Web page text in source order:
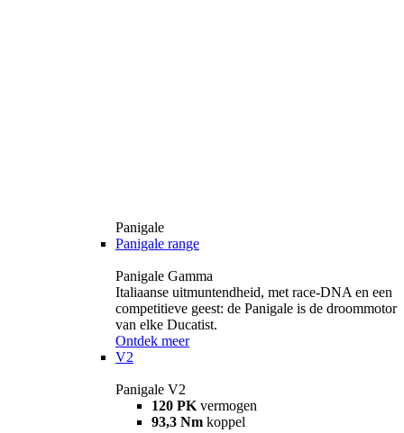
Panigale
Panigale range
Panigale Gamma
Italiaanse uitmuntendheid, met race-DNA en een
competitieve geest: de Panigale is de droommotor
van elke Ducatist.
Ontdek meer
V2
Panigale V2
120 PK vermogen
93,3 Nm koppel